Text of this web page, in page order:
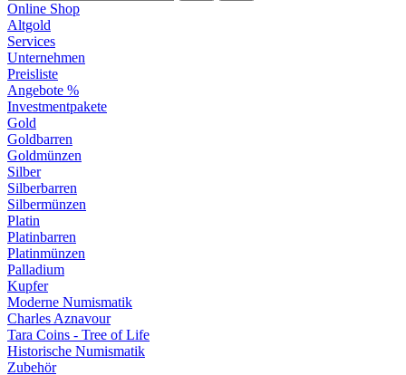
Online Shop
Altgold
Services
Unternehmen
Preisliste
Angebote %
Investmentpakete
Gold
Goldbarren
Goldmünzen
Silber
Silberbarren
Silbermünzen
Platin
Platinbarren
Platinmünzen
Palladium
Kupfer
Moderne Numismatik
Charles Aznavour
Tara Coins - Tree of Life
Historische Numismatik
Zubehör